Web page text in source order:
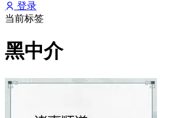
登录
当前标签
黑中介